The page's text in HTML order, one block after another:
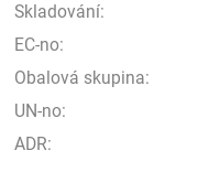
Skladování:
EC-no:
Obalová skupina:
UN-no:
ADR: